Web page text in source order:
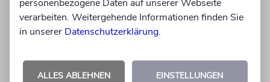
personenbezogene Daten auf unserer Webseite
verarbeiten. Weitergehende Informationen finden Sie
in unserer Datenschutzerklärung.
ALLES ABLEHNEN EINSTELLUNGEN